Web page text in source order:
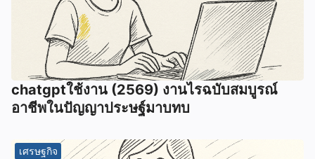
chatgptใช้งาน (2569) งานไรฉบับสมบูรณ์
อาชีพในปัญญาประษฐ์มาบทบ
เศรษฐกิจ